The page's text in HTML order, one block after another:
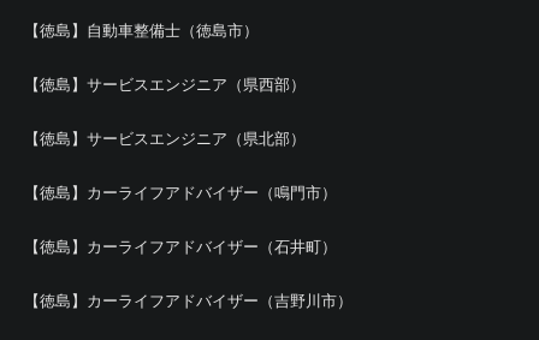
【徳島】自動車整備士（徳島市）
【徳島】サービスエンジニア（県西部）
【徳島】サービスエンジニア（県北部）
【徳島】カーライフアドバイザー（鳴門市）
【徳島】カーライフアドバイザー（石井町）
【徳島】カーライフアドバイザー（吉野川市）